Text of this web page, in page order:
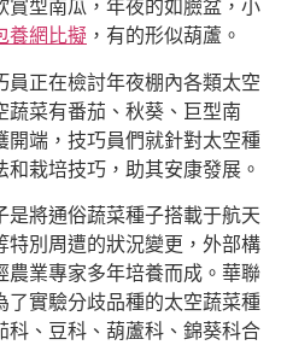
賞型南瓜，年夜的如臉盆，小
養網比擬 ，有的形似葫蘆。
正在檢討年夜棚內各類太空
蔬菜有番茄、秋葵、巨型南
開端，技巧員們就針對太空種
栽培技巧，助其安康發展。
是將通俗蔬菜種子搭載于航天
別周遭的狀況變更，外部構
業專家多年培養而成。華聯
實驗分歧品種的太空蔬菜種
、豆科、葫蘆科、錦葵科合